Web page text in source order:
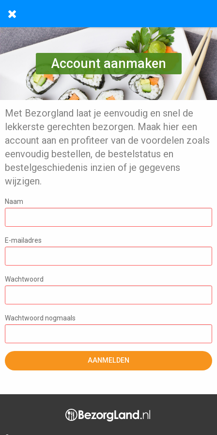
Account aanmaken
Met Bezorgland laat je eenvoudig en snel de
lekkerste gerechten bezorgen. Maak hier een
account aan en profiteer van de voordelen zoals
eenvoudig bestellen, de bestelstatus en
bestelgeschiedenis inzien of je gegevens
wijzigen.
Naam
E-mailadres
Wachtwoord
Wachtwoord nogmaals
AANMELDEN